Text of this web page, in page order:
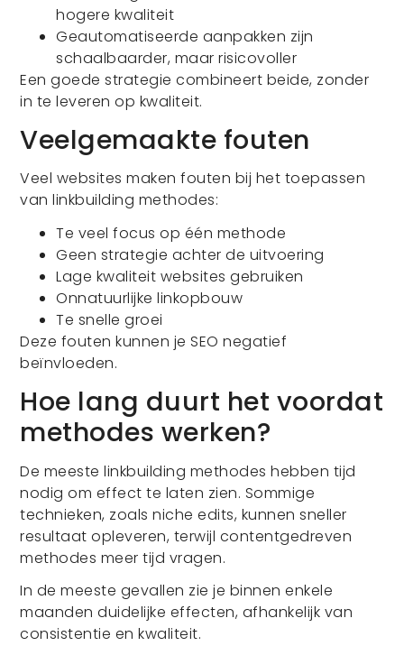
hogere kwaliteit
Geautomatiseerde aanpakken zijn
schaalbaarder, maar risicovoller
Een goede strategie combineert beide, zonder
in te leveren op kwaliteit.
Veelgemaakte fouten
Veel websites maken fouten bij het toepassen
van linkbuilding methodes:
Te veel focus op één methode
Geen strategie achter de uitvoering
Lage kwaliteit websites gebruiken
Onnatuurlijke linkopbouw
Te snelle groei
Deze fouten kunnen je SEO negatief
beïnvloeden.
Hoe lang duurt het voordat
methodes werken?
De meeste linkbuilding methodes hebben tijd
nodig om effect te laten zien. Sommige
technieken, zoals niche edits, kunnen sneller
resultaat opleveren, terwijl contentgedreven
methodes meer tijd vragen.
In de meeste gevallen zie je binnen enkele
maanden duidelijke effecten, afhankelijk van
consistentie en kwaliteit.